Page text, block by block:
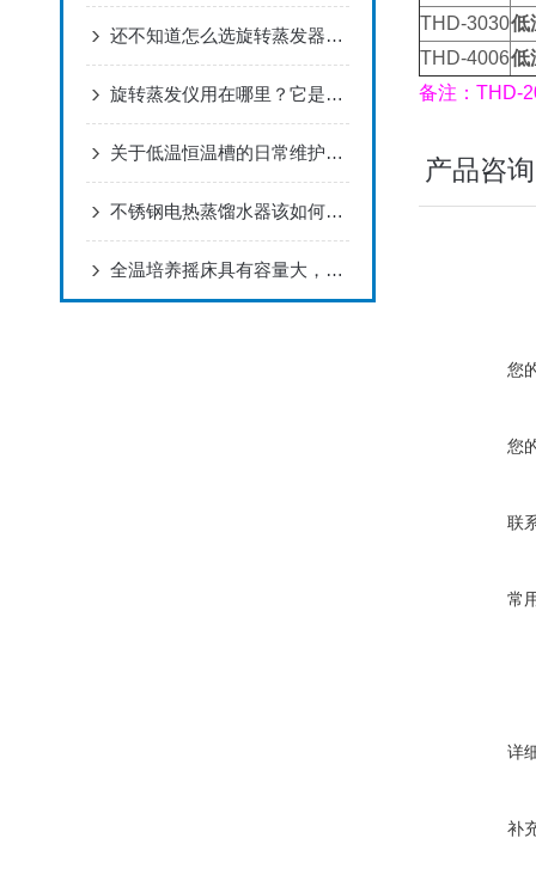
还不知道怎么选旋转蒸发器？快来看看吧！
旋转蒸发仪用在哪里？它是怎么工作的？
关于低温恒温槽的日常维护，你怎么看！
不锈钢电热蒸馏水器该如何使用的呢？瞧这里
全温培养摇床具有容量大，控温精度高范围广等优点
THD-3030低
THD-4006低
备注：THD-
产品咨询
您
您
联
常
详
补